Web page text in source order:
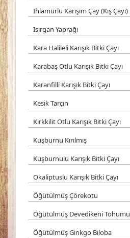
Ihlamurlu Karışım Çay (Kış Çayı)
Isırgan Yaprağı
Kara Halileli Karışık Bitki Çayı
Karabaş Otlu Karışık Bitki Çayı
Karanfilli Karışık Bitki Çayı
Kesik Tarçın
Kırkkilit Otlu Karışık Bitki Çayı
Kuşburnu Kırılmış
Kuşburnulu Karışık Bitki Çayı
Okaliptuslu Karışık Bitki Çayı
Öğütülmüş Çörekotu
Öğütülmüş Devedikeni Tohumu
Öğütülmüş Ginkgo Biloba